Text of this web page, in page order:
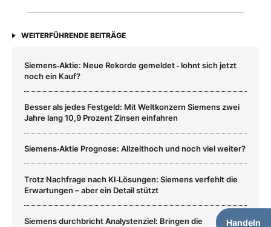
Handeln
WEITERFÜHRENDE BEITRÄGE
Siemens‑Aktie: Neue Rekorde gemeldet ‑ lohnt sich jetzt
noch ein Kauf?
Besser als jedes Festgeld: Mit Weltkonzern Siemens zwei
Jahre lang 10,9 Prozent Zinsen einfahren
Siemens‑Aktie Prognose: Allzeithoch und noch viel weiter?
Trotz Nachfrage nach KI‑Lösungen: Siemens verfehlt die
Erwartungen – aber ein Detail stützt
Siemens durchbricht Analystenziel: Bringen die